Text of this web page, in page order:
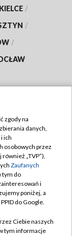
KIELCE /
/
/
zgody na
danych,
ich
osobowych przez
„TVP”),
Zaufanych
tym do
i
poniżej, a
do Google.
Ciebie naszych
tym informacje